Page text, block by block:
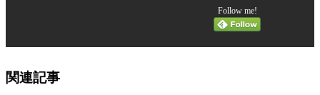
Follow me!
関連記事